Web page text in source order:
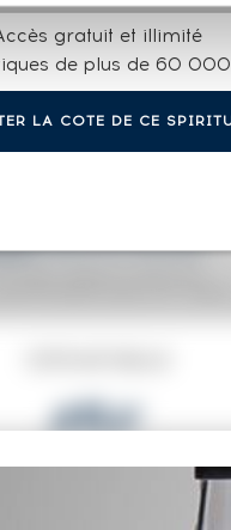
gratuit et illimité
de plus de 60
LA COTE DE CE
45€
(plus